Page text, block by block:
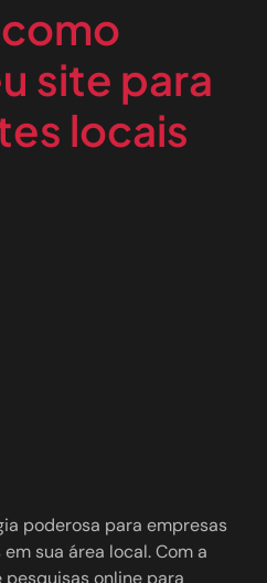
site para
locais
poderosa para empresas
sua área local. Com a
online para